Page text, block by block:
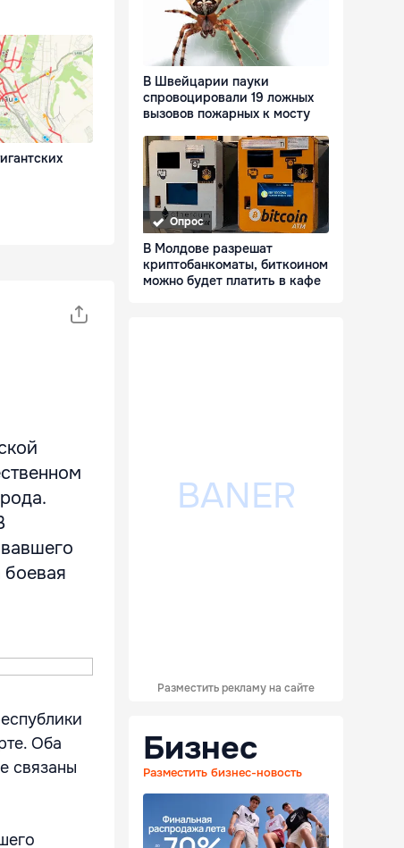
Оба
связаны
В Швейцарии пауки
спровоцировали 19 ложных
вызовов пожарных к мосту
Опрос
В Молдове разрешат
криптобанкоматы, биткоином
можно будет платить в кафе
Разместить рекламу на сайте
Бизнес
Разместить бизнес-новость